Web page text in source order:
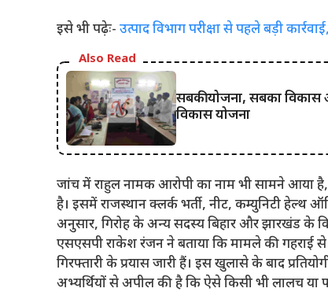
इसे भी पढ़ेः- उत्पाद विभाग परीक्षा से पहले बड़ी
Also Read
सबकी योजना, सबका विकास
विकास योजना
जांच में राहुल नामक आरोपी का नाम भी सामने आया
है। इसमें राजस्थान क्लर्क भर्ती, नीट, कम्युनिटी हेल्थ
अनुसार, गिरोह के अन्य सदस्य बिहार और झारखंड के
एसएसपीराकेश रंजनने बताया कि मामले की गहराई
गिरफ्तारी के प्रयास जारी हैं। इस खुलासे के बाद
अभ्यर्थियों से अपील की है कि ऐसे किसी भी लालच या